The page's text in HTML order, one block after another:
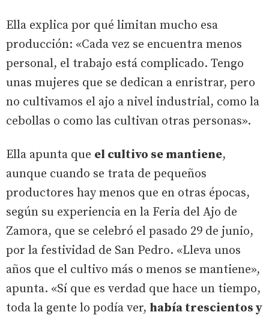
Ella explica por qué limitan mucho esa
producción: «Cada vez se encuentra menos
personal, el trabajo está complicado. Tengo
unas mujeres que se dedican a enristrar, pero
no cultivamos el ajo a nivel industrial, como la
cebollas o como las cultivan otras personas».
Ella apunta que el cultivo se mantiene,
aunque cuando se trata de pequeños
productores hay menos que en otras épocas,
según su experiencia en la Feria del Ajo de
Zamora, que se celebró el pasado 29 de junio,
por la festividad de San Pedro. «Lleva unos
años que el cultivo más o menos se mantiene»,
apunta. «Sí que es verdad que hace un tiempo,
toda la gente lo podía ver, había trescientos y